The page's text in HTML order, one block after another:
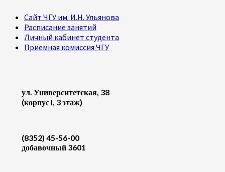
Сайт ЧГУ им. И.Н. Ульянова
Расписание занятий
Личный кабинет студента
Приемная комиссия ЧГУ
ул. Университетская, 38
(корпус I, 3 этаж)
(8352) 45-56-00
добавочный 3601